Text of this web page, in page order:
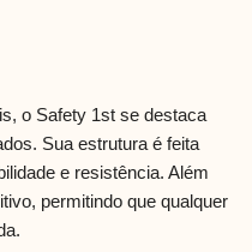
o Safety 1st se destaca
Sua estrutura é feita
e resistência. Além
permitindo que qualquer